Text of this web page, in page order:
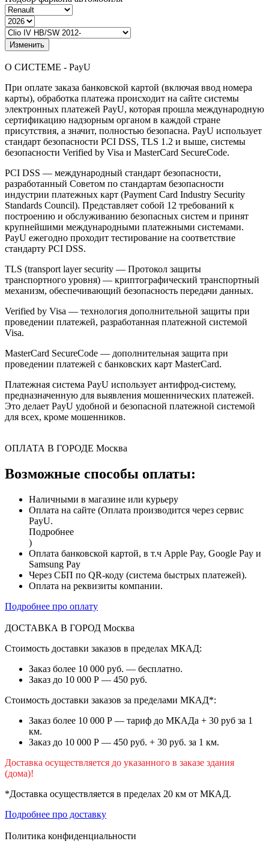
Изменить
О СИСТЕМЕ - PayU
При оплате заказа банковской картой (включая ввод номера
карты), обработка платежа происходит на сайте системы
электронных платежей PayU, которая прошла международную
сертификацию надзорным органом в каждой стране
присутствия, а значит, полностью безопасна. PayU использует
стандарт безопасности PCI DSS, TLS 1.2 и выше, системы
безопасности Verified by Visa и MasterCard SecureCode.
PCI DSS — международный стандарт безопасности,
разработанный Советом по стандартам безопасности
индустрии платежных карт (Payment Card Industry Security
Standards Council). Представляет собой 12 требований к
построению и обслуживанию безопасных систем и принят
крупнейшими международными платежными системами.
PayU ежегодно проходит тестирование на соответствие
стандарту PCI DSS.
TLS (transport layer security — Протокол защиты
транспортного уровня) — криптографический транспортный
механизм, обеспечивающий безопасность передачи данных.
Verified by Visa — технология дополнительной защиты при
проведении платежей, разработанная платежной системой
Visa.
MasterCard SecureCode — дополнительная защита при
проведении платежей с банковских карт MasterCard.
Платежная система PayU использует антифрод-систему,
предназначенную для выявления мошеннических платежей.
Это делает PayU удобной и безопасной платежной системой
для всех, кроме мошенников.
ОПЛАТА В ГОРОДЕ Москва
Возможные способы оплаты:
Наличными в магазине или курьеру
Оплата на сайте (Оплата производится через сервис
PayU.
Подробнее
)
Оплата банковской картой, в т.ч Apple Pay, Google Pay и
Samsung Pay
Через СБП по QR-коду (система быстрых платежей).
Оплата на реквизиты компании.
Подробнее про оплату
ДОСТАВКА В ГОРОД Москва
Стоимость доставки заказов в пределах МКАД:
Заказ более 10 000 руб. — бесплатно.
Заказ до 10 000 Р — 450 руб.
Стоимость доставки заказов за пределами МКАД*:
Заказ более 10 000 Р — тариф до МКАДа + 30 руб за 1
км.
Заказ до 10 000 Р — 450 руб. + 30 руб. за 1 км.
Доставка осуществляется до указанного в заказе здания
(дома)!
*Доставка осуществляется в пределах 20 км от МКАД.
Подробнее про доставку
Политика конфиденциальности